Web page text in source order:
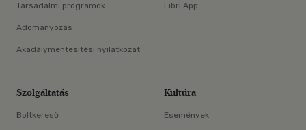
Társadalmi programok
Adományozás
Akadálymentesítési nyilatkozat
Libri App
Szolgáltatás
Boltkereső
Kultúra
Események